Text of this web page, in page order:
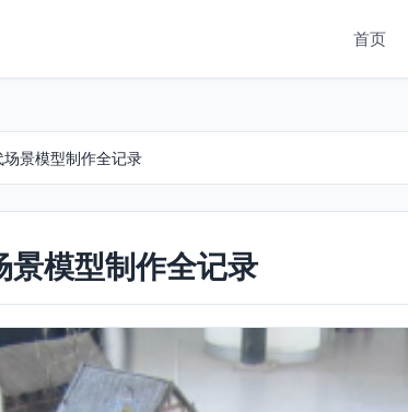
首页
景模型制作全记录
景模型制作全记录